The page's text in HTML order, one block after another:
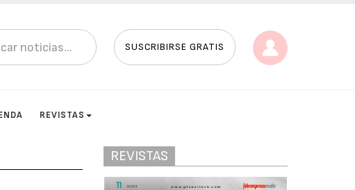
SUSCRIBIRSE GRATIS
REVISTAS
REVISTAS